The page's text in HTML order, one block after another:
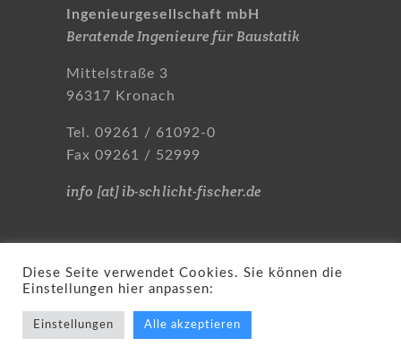
Ingenieurgesellschaft mbH
Beratende Ingenieure für Baustatik
Mittelstraße 3
96317 Kronach
Tel. 09261 / 61092-0
Fax 09261 / 52999
info [at] ib-schlicht-fischer.de
© Schlicht + Fischer
Ingenieurgesellschaft |
Datenschutzerklärung
Diese Seite verwendet Cookies. Sie können die
Einstellungen hier anpassen:
Einstellungen Alle akzeptieren